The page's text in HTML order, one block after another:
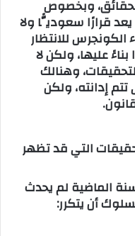
وبخصوص
قرارًا سعوديًّا ولا
الكونجرس للانتظار
عليها، ولكن لا
وهنالك
إدانته، ولكن
التي قد تظهر
في السعودية خلال الـ80 سنة الماضية لم يحدث
أن يتكرر: